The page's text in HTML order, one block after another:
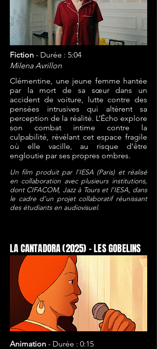
Fiction - Durée : 5:04
Milena Avrillon
Clémentine, une jeune femme hantée
par la mort de sa sœur dans un
accident de voiture, lutte contre des
pensées intrusives qui altèrent sa
perception de la réalité. L’Écho explore
son combat intime contre la
culpabilité, révélant cet espace fragile
où elle vacille, au risque d’être
engloutie par ses propres ombres.
Un film produit par l'IESA (Paris) et réalisé
en collaboration avec plusieurs institutions,
dont CIFACOM, Jazz à Tours et l’IESA, dans
le cadre d’un projet collaboratif réunissant
des étudiants en audiovisuel.
LA CANTADORA (2025) - LES GOBELINS
Animation - Durée : 0:15